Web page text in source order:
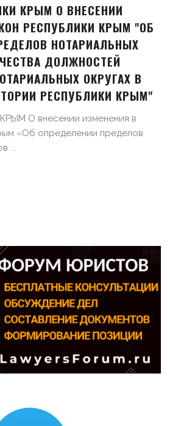
КРЫМ О ВНЕСЕНИИ
РЕСПУБЛИКИ КРЫМ "ОБ
НОТАРИАЛЬНЫХ
ДОЛЖНОСТЕЙ
ОКРУГАХ В
РЕСПУБЛИКИ КРЫМ"
О внесении изменения в
«Об определении пределов
...